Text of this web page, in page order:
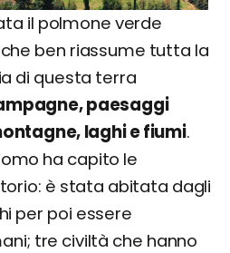
il polmone verde
ben riassume tutta la
di questa terra
paesaggi
laghi e fiumi.
ha capito le
è stata abitata dagli
per poi essere
tre civiltà che hanno